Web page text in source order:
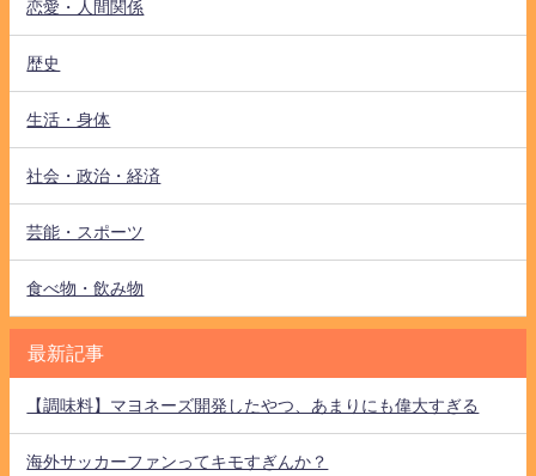
恋愛・人間関係
歴史
生活・身体
社会・政治・経済
芸能・スポーツ
食べ物・飲み物
最新記事
【調味料】マヨネーズ開発したやつ、あまりにも偉大すぎる
海外サッカーファンってキモすぎんか？